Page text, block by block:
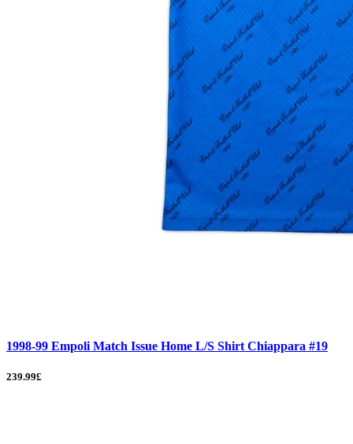
1998-99 Empoli Match Issue Home L/S Shirt Chiappara #19
239.99£